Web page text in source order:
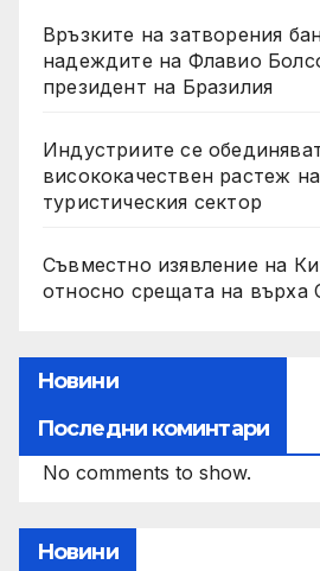
Връзките на затворения
надеждите на Флавио
президент на Бразилия
Индустриите се
висококачествен растеж
туристическия сектор
Съвместно изявление на
относно срещата на върха
Новини
Последни коминтари
No comments to show.
Новини